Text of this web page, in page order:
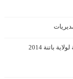
باتنة 2014